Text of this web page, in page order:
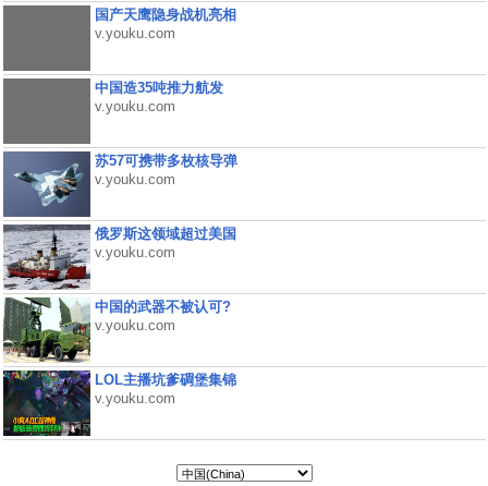
国产天鹰隐身战机亮相
v.youku.com
中国造35吨推力航发
v.youku.com
苏57可携带多枚核导弹
v.youku.com
俄罗斯这领域超过美国
v.youku.com
中国的武器不被认可?
v.youku.com
LOL主播坑爹碉堡集锦
v.youku.com